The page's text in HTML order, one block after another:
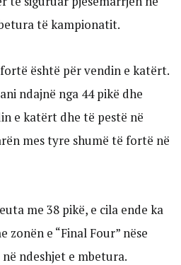
të kampionatit.
është për vendin e katërt.
ndajnë nga 44 pikë dhe
e katërt dhe të pestë në
mes tyre shumë të fortë në
me 38 pikë, e cila ende ka
zonën e “Final Four” nëse
ndeshjet e mbetura.